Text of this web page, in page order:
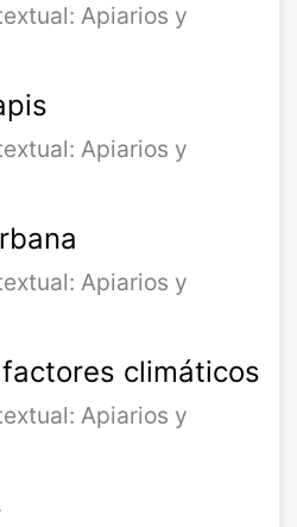
Apiarios y
Apiarios y
Apiarios y
climáticos
Apiarios y